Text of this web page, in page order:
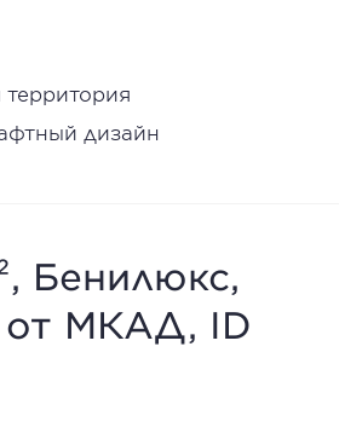
дизайн
Бенилюкс,
от МКАД, ID